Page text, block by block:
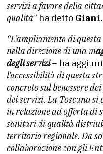
servizi a favore della
qualità” ha detto Giani.
“L’ampliamento di
nella direzione di una m
degli servizi– ha
l’accessibilità di questa
concreto sul benessere
dei servizi. La Toscana
in relazione ad offerta di
sanitari di qualità
territorio regionale. Da
collaborazione con gli